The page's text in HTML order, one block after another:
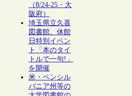
（8/24-25・大
阪府）
埼玉県立久喜
図書館、休館
日特別イベン
ト「本のタイ
トルで一句!」
を開催
米・ペンシル
バニア州等の